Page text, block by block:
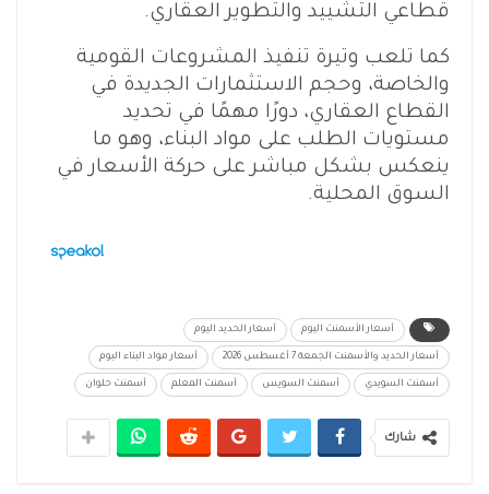
قطاعي التشييد والتطوير العقاري.
كما تلعب وتيرة تنفيذ المشروعات القومية
والخاصة، وحجم الاستثمارات الجديدة في
القطاع العقاري، دورًا مهمًا في تحديد
مستويات الطلب على مواد البناء، وهو ما
ينعكس بشكل مباشر على حركة الأسعار في
السوق المحلية.
أسعار الأسمنت اليوم أسعار الحديد اليوم
أسعار الحديد والأسمنت الجمعة 7 أغسطس 2026 أسعار مواد البناء اليوم
أسمنت السويدي أسمنت السويس أسمنت المعلم أسمنت حلوان
شارك